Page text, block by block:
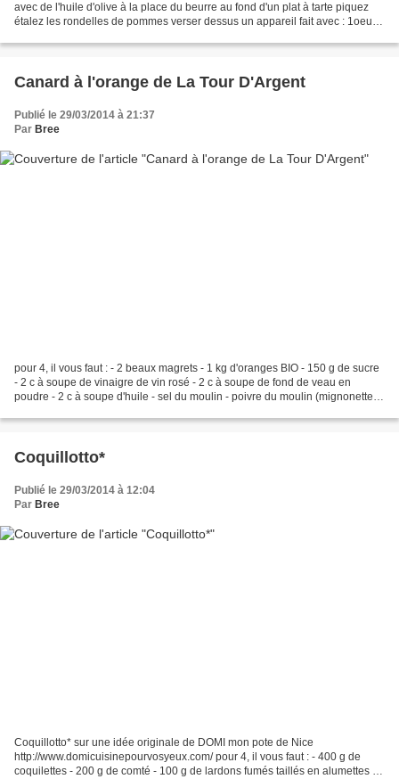
avec de l'huile d'olive à la place du beurre au fond d'un plat à tarte piquez
étalez les rondelles de pommes verser dessus un appareil fait avec : 1oeuf 1
Canard à l'orange de La Tour D'Argent
Publié le 29/03/2014 à 21:37
Par Bree
pour 4, il vous faut : - 2 beaux magrets - 1 kg d'oranges BIO - 150 g de sucre
- 2 c à soupe de vinaigre de vin rosé - 2 c à soupe de fond de veau en
poudre - 2 c à soupe d'huile - sel du moulin - poivre du moulin (mignonette) -
Coquillotto*
Publié le 29/03/2014 à 12:04
Par Bree
Coquillotto* sur une idée originale de DOMI mon pote de Nice
http://www.domicuisinepourvosyeux.com/ pour 4, il vous faut : - 400 g de
coquilettes - 200 g de comté - 100 g de lardons fumés taillés en alumettes -